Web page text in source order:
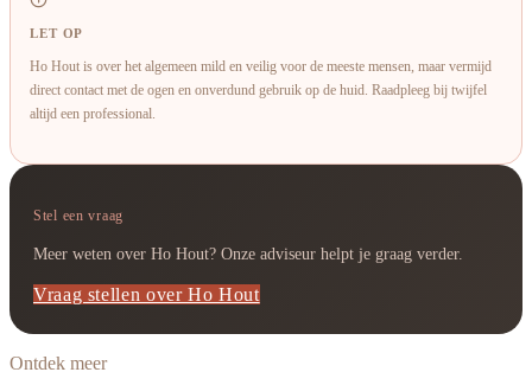
LET OP
Ho Hout is over het algemeen mild en veilig voor de meeste mensen, maar vermijd
direct contact met de ogen en onverdund gebruik op de huid. Raadpleeg bij twijfel
altijd een professional.
Stel een vraag
Meer weten over Ho Hout? Onze adviseur helpt je graag verder.
Vraag stellen over Ho Hout
Ontdek meer